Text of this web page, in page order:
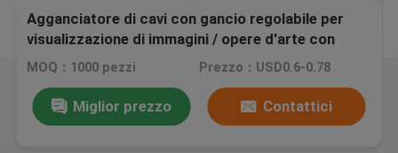
Agganciatore di cavi con gancio regolabile per
visualizzazione di immagini / opere d'arte con
finitura in nichel
MOQ：1000 pezzi Prezzo：USD0.6-0.78
Miglior prezzo Contattici